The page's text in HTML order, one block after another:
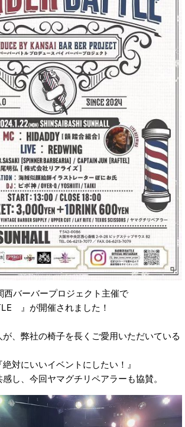
バーバープロジェクト主催で
』が開催されました！
、弊社の椅子を長くご愛用いただいている
対にいいイベントにしたい！』
し、今回ヤマグチリペアラーも協賛。